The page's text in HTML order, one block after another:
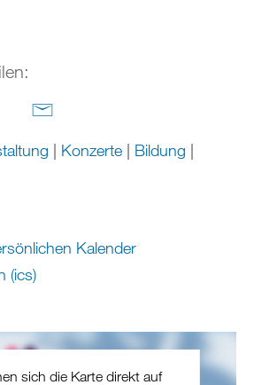
| Konzerte | Bildung |
Kalender
(ics)
sich die Karte direkt auf